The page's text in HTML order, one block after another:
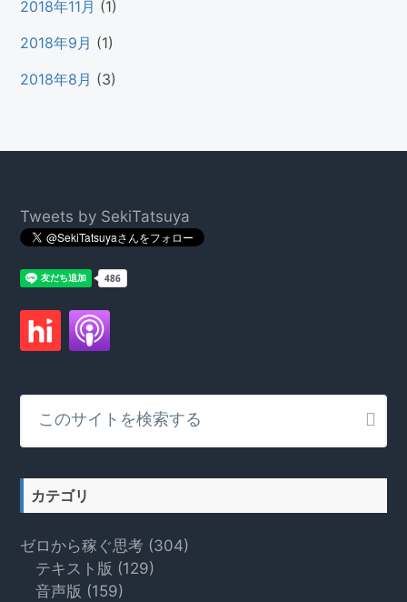
2018年11月 (1)
2018年9月 (1)
2018年8月 (3)
Footer
Tweets by SekiTatsuya
サ
ト
を
検
カテゴリ
ゼロから稼ぐ思考 (304)
テキスト版 (129)
音声版 (159)